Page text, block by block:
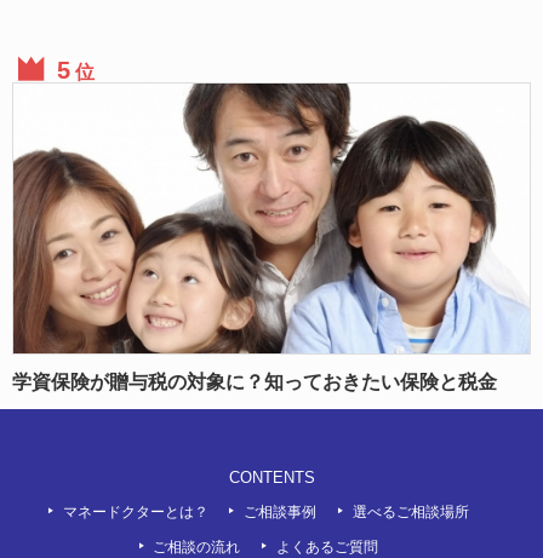
位
学資保険が贈与税の対象に？知っておきたい保険と税金
CONTENTS
マネードクターとは？ ご相談事例 選べるご相談場所
ご相談の流れ よくあるご質問